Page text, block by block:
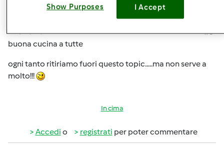
Gio, 02/20/2014 - 20:14
#3
buona cucina a tutte
ogni tanto ritiriamo fuori questo topic.....ma non serve a
molto!!!
In cima
Accedi o registrati per poter commentare
Show Purposes I Accept